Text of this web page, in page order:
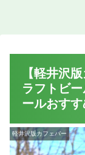
【軽井沢
ラフトビ
ールおす
軽井沢版カフェバー